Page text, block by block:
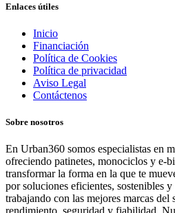
Enlaces útiles
Inicio
Financiación
Política de Cookies
Política de privacidad
Aviso Legal
Contáctenos
Sobre nosotros
En Urban360 somos especialistas en
ofreciendo patinetes, monociclos y e-
transformar la forma en la que te
por soluciones eficientes, sostenibles
trabajando con las mejores marcas del